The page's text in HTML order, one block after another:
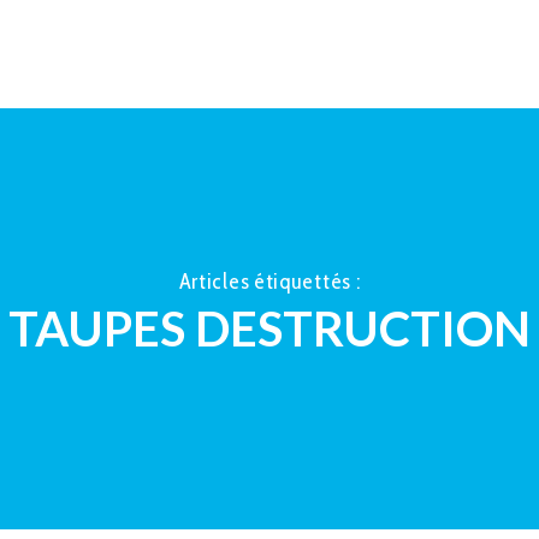
Articles étiquettés :
TAUPES DESTRUCTION